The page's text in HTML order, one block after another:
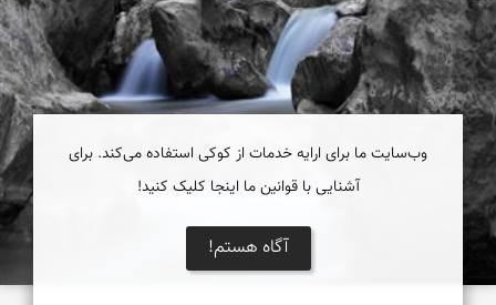
وب‌سایت ما برای ارایه خدمات از کوکی استفاده می‌کند. برای
آشنایی با قوانین ما اینجا کلیک کنید!
آگاه هستم!